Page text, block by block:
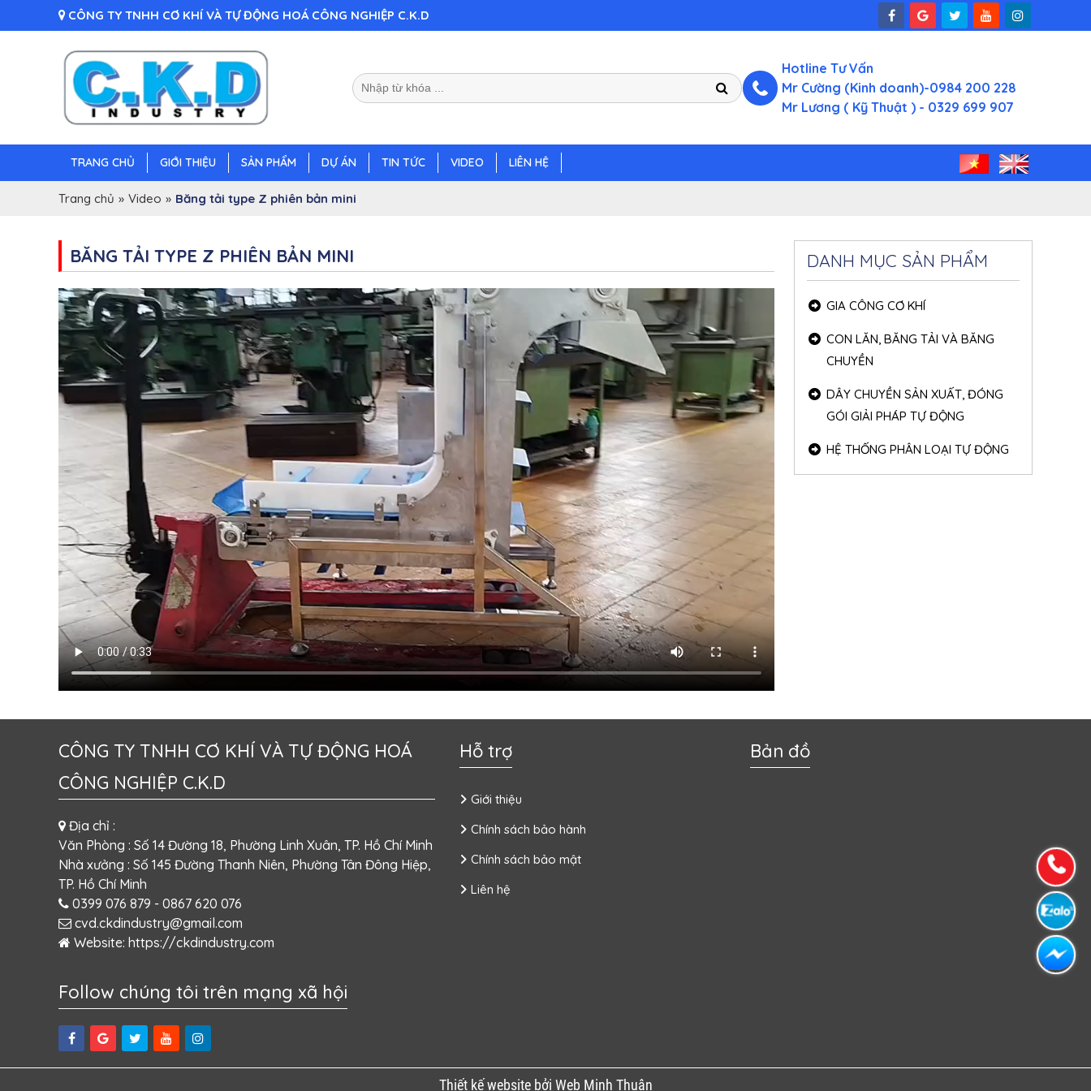
CÔNG TY TNHH CƠ KHÍ VÀ TỰ ĐỘNG HOÁ CÔNG NGHIỆP C.K.D
Hotline Tư Vấn
Mr Cường (Kinh doanh)-0984 200 228
Mr Lương ( Kỹ Thuật ) - 0329 699 907
TRANG CHỦ GIỚI THIỆU SẢN PHẨM DỰ ÁN TIN TỨC VIDEO LIÊN HỆ
Trang chủ » Video » Băng tải type Z phiên bản mini
BĂNG TẢI TYPE Z PHIÊN BẢN MINI DANH MỤC SẢN PHẨM
GIA CÔNG CƠ KHÍ
CON LĂN, BĂNG TẢI VÀ BĂNG
CHUYỀN
DÂY CHUYỀN SẢN XUẤT, ĐÓNG
GÓI GIẢI PHÁP TỰ ĐỘNG
HỆ THỐNG PHÂN LOẠI TỰ ĐỘNG
CÔNG TY TNHH CƠ KHÍ VÀ TỰ ĐỘNG HOÁ
CÔNG NGHIỆP C.K.D
Địa chỉ :
Văn Phòng : Số 14 Đường 18, Phường Linh Xuân, TP. Hồ Chí Minh
Nhà xưởng : Số 145 Đường Thanh Niên, Phường Tân Đông Hiệp,
TP. Hồ Chí Minh
0399 076 879 - 0867 620 076
cvd.ckdindustry@gmail.com
Website: https://ckdindustry.com
Follow chúng tôi trên mạng xã hội
Hỗ trợ
Giới thiệu
Chính sách bảo hành
Chính sách bảo mật
Liên hệ
Bản đồ
Thiết kế website bởi Web Minh Thuận